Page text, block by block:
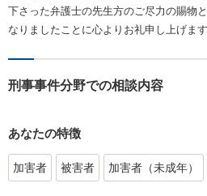
下さった弁護士の先生方のご尽力の賜物
なりましたことに心よりお礼申し上げます
刑事事件分野での相談内容
あなたの特徴
加害者 被害者 加害者（未成年）